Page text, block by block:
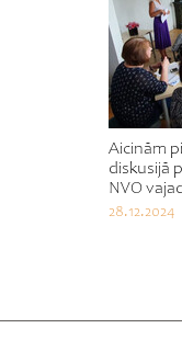
Aicinām
diskusijā
NVO
28.12.2024